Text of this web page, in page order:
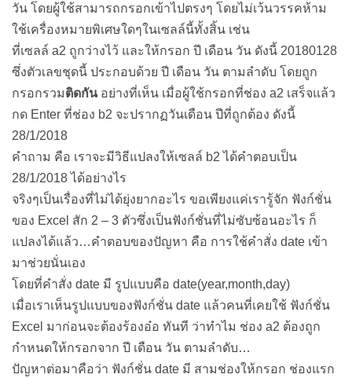
วัน โดยผู้ใช้สามารถกรอกเข้าไปตรงๆ โดยไม่เว้นวรรคห้าม
ใช้เครื่องหมายพิเศษใดๆในเซลล์นี้ทั้งสิ้น เช่น
ที่เซลล์ a2 ถูกว่างไว้ และให้กรอก ปี เดือน วัน ดังนี้ 20180128
ซึ่งตัวเลขชุดนี้ ประกอบด้วย ปี เดือน วัน ตามลำดับ โดยถูก
กรอกรวมติดกันอย่างที่เห็น เมื่อผู้ใช้กรอกที่ช่อง a2 เสร็จแล้ว
กด Enter ที่ช่อง b2 จะปรากฏวันเดือน ปีที่ถูกต้อง ดังนี้
28/1/2018
คำถาม คือ เราจะมีวิธีแปลงให้เซลล์ b2 ได้คำตอบเป็น
28/1/2018 ได้อย่างไร
จริงๆเป็นเรื่องที่ไม่ได้ยุ่งยากอะไร ขอเพียงแค่เรารู้จัก ฟังก์ชั่น
ของ Excel สัก 2 – 3 ตัวซึ่งเป็นฟังก์ชั่นที่ไม่ซับซ้อนอะไร ก็
แปลงได้แล้ว…คำตอบของปัญหา คือ การใช้คำสั่ง date เข้า
มาช่วยนั่นเอง
โดยที่คำสั่ง date มี รูปแบบคือ date(year,month,day)
เมื่อเราเห็นรูปแบบของฟังก์ชั่น date แล้วคนที่เคยใช้ ฟังก์ชั่น
Excel มาก่อนจะต้องร้องอ๋อ ทันที ว่าทำไม ช่อง a2 ต้องถูก
กำหนดให้กรอกจาก ปี เดือน วัน ตามลำดับ…
ปัญหาต่อมาคือว่า ฟังก์ชั่น date มี สามช่องให้กรอก ช่องแรก